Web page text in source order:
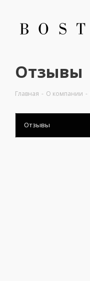
Отзывы
Главная - О компании -
Отзывы